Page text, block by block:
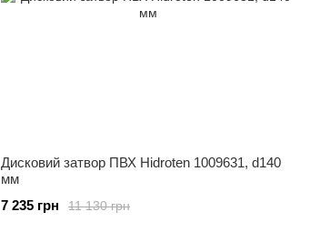
Дисковий затвор ПВХ Hidroten 1009631, d140
мм
11 130 грн
7 235 грн